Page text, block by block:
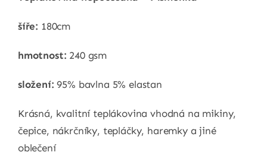
šíře: 180cm
hmotnost: 240 gsm
složení: 95% bavlna 5% elastan
Krásná, kvalitní teplákovina vhodná na mikiny,
čepice, nákrčníky, tepláčky, haremky a jiné
oblečení